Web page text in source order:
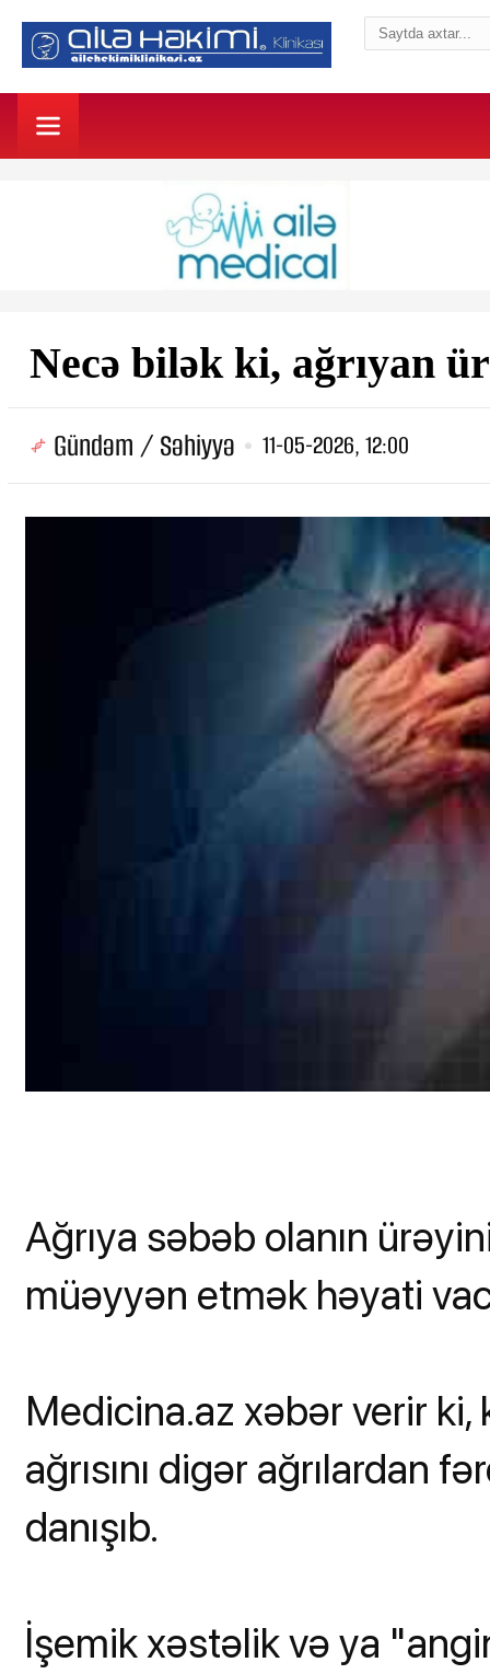
Necə bilək ki, ağrıyan
Gündəm / Səhiyyə 11-05-2026, 12:00
Ağrıya səbəb olanın
müəyyən etmək həyati
Medicina.az xəbər verir
ağrısını digər ağrılardan
danışıb.
İşemik xəstəlik və ya